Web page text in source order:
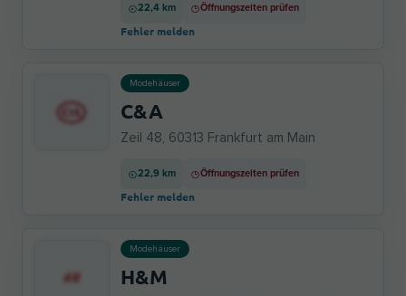
22,4 km Öffnungszeiten prüfen
Fehler melden
Modehäuser
C&A
Zeil 48, 60313 Frankfurt am Main
22,9 km Öffnungszeiten prüfen
Fehler melden
Modehäuser
H&M